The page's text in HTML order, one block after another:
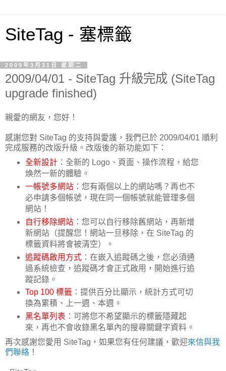
SiteTag - 塞標籤
2009年3月31日 星期二
2009/04/01 - SiteTag 升級完成 (SiteTag
upgrade finished)
親愛的網友，您好！
感謝您對 SiteTag 的支持與愛護，我們已於 2009/04/01 順利
完成服務的改版升級。改版後的新功能如下：
全新設計：全新的 Logo、頁面、操作流程，給您
煥然一新的體驗。
一帳號多網站：您有兩個以上的網站嗎？再也不
必申請多個帳號，現在同一個帳號就能管理多個
網站！
自行移除網站：您可以自行移除舊網站，再新增
新網站（提醒您！網站一旦移除，在 SiteTag 的
標籤資料將會被清空）。
追蹤碼啟用方式：在嵌入追蹤碼之後，您必須通
過系統檢查，追蹤碼才會正式啟用，開始進行追
蹤記錄。
Top 100 標籤 ：提供百分比顯示，統計方式可切
換為累積、上一週、本週。
黑名單列表 ：可將您不希望顯示的標籤隱藏起
來，再也不會收錄黑名單內的搜尋關鍵字資料。
再次感謝您愛用 SiteTag，如果您有任何建議，歡迎來信與我
們聯絡 ！